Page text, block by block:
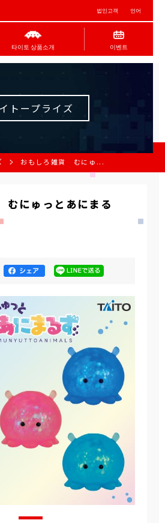
법인고객 언어
타이토 상품소개 이벤트
トープライズ
おもしろ雑貨 むにゅ...
にゅっとあにまる